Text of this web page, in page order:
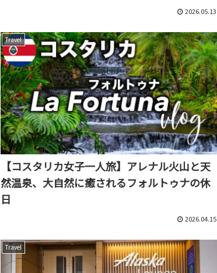
2026.05.13
Travel
【コスタリカ女子一人旅】アレナル火山と天
然温泉、大自然に癒されるフォルトゥナの休
日
2026.04.15
Travel